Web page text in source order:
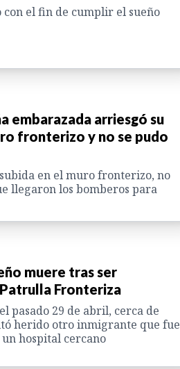
el fin de cumplir el sueño
embarazada arriesgó su
fronterizo y no se pudo
en el muro fronterizo, no
llegaron los bomberos para
muere tras ser
Fronteriza
pasado 29 de abril, cerca de
herido otro inmigrante que fue
hospital cercano